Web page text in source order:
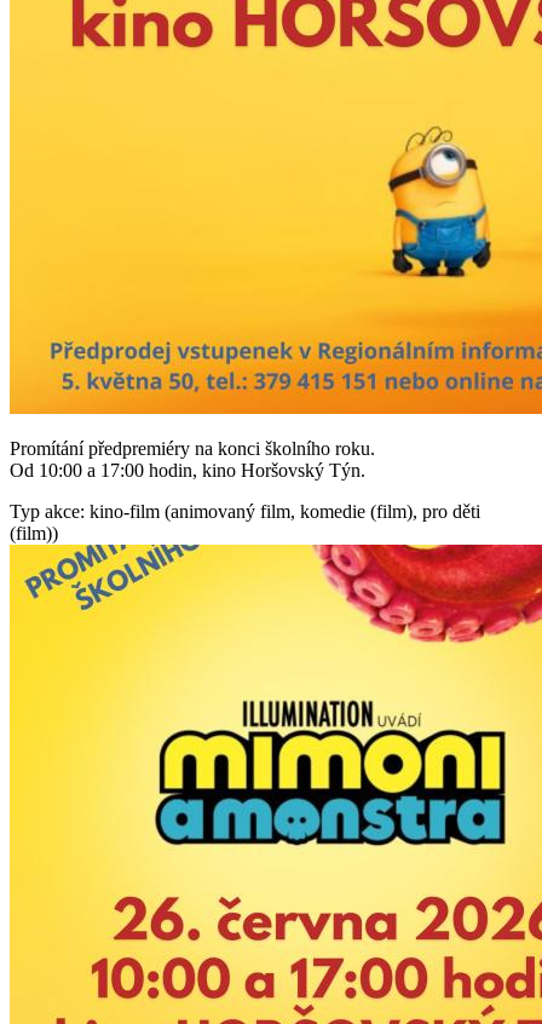
Promítání předpremiéry na konci školního roku.
Od 10:00 a 17:00 hodin, kino Horšovský Týn.
Typ akce: kino-film (animovaný film, komedie (film), pro děti
(film))